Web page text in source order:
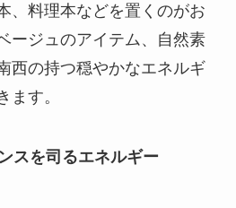
、料理本などを置くのがお
ージュのアイテム、自然素
西の持つ穏やかなエネルギ
ます。
スを司るエネルギー